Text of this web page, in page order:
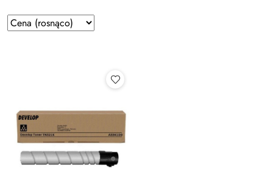
Zastosowano
sortowanie:
Sortuj
według